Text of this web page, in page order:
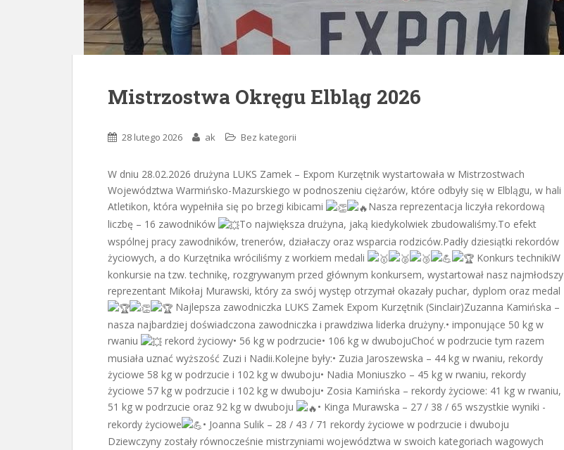
Mistrzostwa Okręgu Elbląg 2026
28 lutego 2026 ak Bez kategorii
W dniu 28.02.2026 drużyna LUKS Zamek – Expom Kurzętnik wystartowała w Mistrzostwach
Województwa Warmińsko-Mazurskiego w podnoszeniu ciężarów, które odbyły się w Elblągu, w hali
Atletikon, która wypełniła się po brzegi kibicami
Nasza reprezentacja liczyła rekordową
liczbę – 16 zawodników
To największa drużyna, jaką kiedykolwiek zbudowaliśmy.To efekt
wspólnej pracy zawodników, trenerów, działaczy oraz wsparcia rodziców.Padły dziesiątki rekordów
życiowych, a do Kurzętnika wróciliśmy z workiem medali
Konkurs technikiW
konkursie na tzw. technikę, rozgrywanym przed głównym konkursem, wystartował nasz najmłodszy
reprezentant Mikołaj Murawski, który za swój występ otrzymał okazały puchar, dyplom oraz medal
Najlepsza zawodniczka LUKS Zamek Expom Kurzętnik (Sinclair)Zuzanna Kamińska –
nasza najbardziej doświadczona zawodniczka i prawdziwa liderka drużyny.• imponujące 50 kg w
rwaniu
rekord życiowy• 56 kg w podrzucie• 106 kg w dwubojuChoć w podrzucie tym razem
musiała uznać wyższość Zuzi i Nadii.Kolejne były:• Zuzia Jaroszewska – 44 kg w rwaniu, rekordy
życiowe 58 kg w podrzucie i 102 kg w dwuboju• Nadia Moniuszko – 45 kg w rwaniu, rekordy
życiowe 57 kg w podrzucie i 102 kg w dwuboju• Zosia Kamińska – rekordy życiowe: 41 kg w rwaniu,
51 kg w podrzucie oraz 92 kg w dwuboju
• Kinga Murawska – 27 / 38 / 65 wszystkie wyniki -
rekordy życiowe
• Joanna Sulik – 28 / 43 / 71 rekordy życiowe w podrzucie i dwuboju
Dziewczyny zostały równocześnie mistrzyniami województwa w swoich kategoriach wagowych